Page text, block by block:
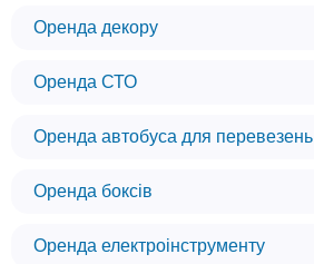
Оренда декору
Оренда СТО
Оренда автобуса для перевезень
Оренда боксів
Оренда електроінструменту